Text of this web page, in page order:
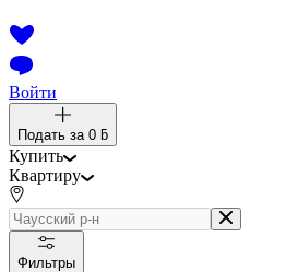
Войти
Подать за 0 ƃ
Купить
Квартиру
Фильтры